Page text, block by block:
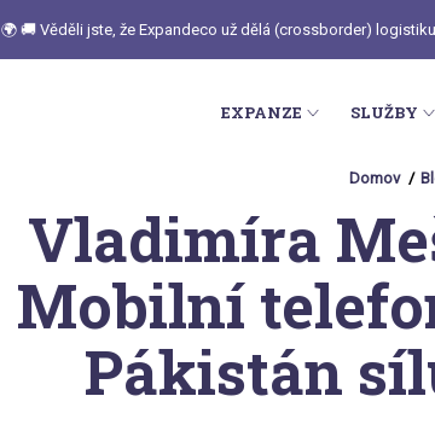
🌍 🚚 Věděli jste, že Expandeco už dělá (crossborder)
EXPANZE SLUŽBY
Domov
Vladimíra
Mobilní
Pákistán